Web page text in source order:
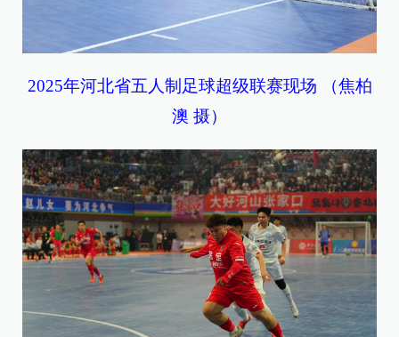
2025年河北省五人制足球超级联赛现场 （焦柏
澳 摄）